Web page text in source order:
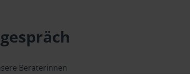
Beraterinnen